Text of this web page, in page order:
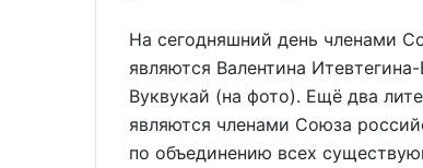
На сегодняшний день членами
являются Валентина
Вуквукай (на фото). Ещё два
являются членами Союза
по объединению всех